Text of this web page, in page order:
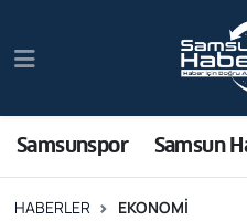
Samsunspor Samsun
HABERLER EKONOMI
Samsun Haber
Sağlık
Trafik Durumu
Süper Lig Puan